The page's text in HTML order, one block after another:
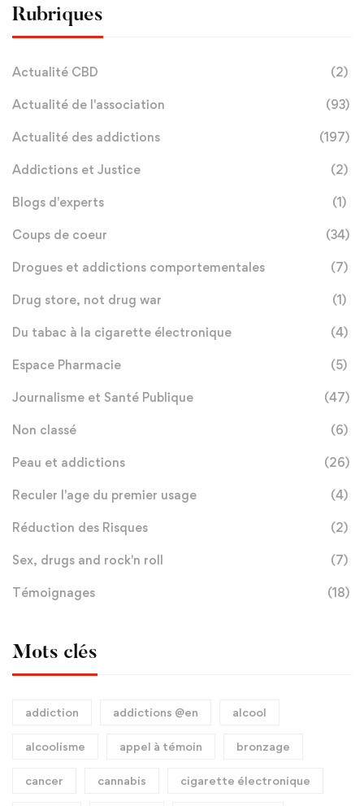
Rubriques
Actualité CBD (2)
Actualité de l'association (93)
Actualité des addictions (197)
Addictions et Justice (2)
Blogs d'experts (1)
Coups de coeur (34)
Drogues et addictions comportementales (7)
Drug store, not drug war (1)
Du tabac à la cigarette électronique (4)
Espace Pharmacie (5)
Journalisme et Santé Publique (47)
Non classé (6)
Peau et addictions (26)
Reculer l'age du premier usage (4)
Réduction des Risques (2)
Sex, drugs and rock'n roll (7)
Témoignages (18)
Mots clés
addiction addictions @en alcool
alcoolisme appel à témoin bronzage
cancer cannabis cigarette électronique